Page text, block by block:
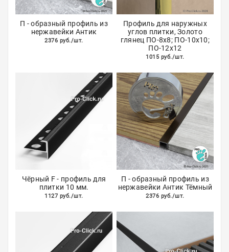
П - образный профиль из
нержавейки Антик
2376 руб./шт.
Профиль для наружных
углов плитки, Золото
глянец ПО-8х8; ПО-10х10;
ПО-12х12
1015 руб./шт.
Чёрный F - профиль для
плитки 10 мм.
1127 руб./шт.
П - образный профиль из
нержавейки Антик Тёмный
2376 руб./шт.